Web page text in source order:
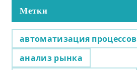
Метки
автоматизация процессов
анализ рынка